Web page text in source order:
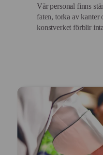
Vår personal finns
faten, torka av kanter
konstverket förblir